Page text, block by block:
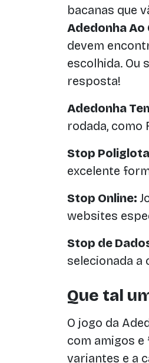
bacanas que
Adedonha
devem
escolhida. Ou
resposta!
Adedonha
rodada, como
Stop
excelente
Stop Online:
websites
Stop de
selecionada a
Que tal
O jogo da
com amigos e
variantes e a